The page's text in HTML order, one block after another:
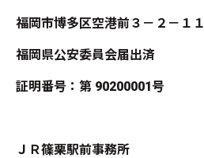
福岡市博多区空港前３－２－１１
福岡県公安委員会届出済
証明番号：第 90200001号
ＪＲ篠栗駅前事務所